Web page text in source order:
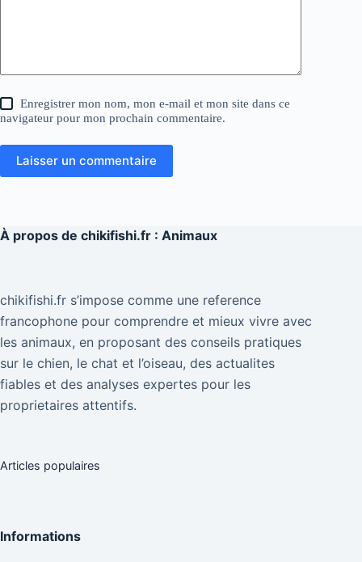
Enregistrer mon nom, mon e-mail et mon site dans ce
navigateur pour mon prochain commentaire.
Laisser un commentaire
À propos de chikifishi.fr : Animaux
chikifishi.fr s’impose comme une reference
francophone pour comprendre et mieux vivre avec
les animaux, en proposant des conseils pratiques
sur le chien, le chat et l’oiseau, des actualites
fiables et des analyses expertes pour les
proprietaires attentifs.
Articles populaires
Informations